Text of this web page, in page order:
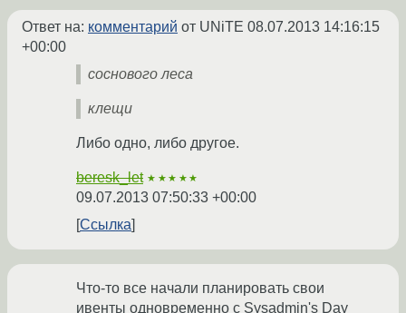
Ответ на: комментарий от UNiTE 08.07.2013 14:16:15
+00:00
соснового леса
клещи
Либо одно, либо другое.
beresk_let ★★★★★
09.07.2013 07:50:33 +00:00
Ссылка
Что-то все начали планировать свои
ивенты одновременно с Sysadmin's Day